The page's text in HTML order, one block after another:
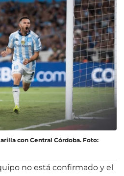
con Central Córdoba. Foto:
no está confirmado y el